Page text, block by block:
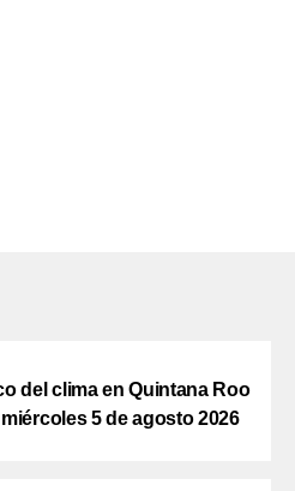
del clima en Quintana Roo
5 de agosto 2026